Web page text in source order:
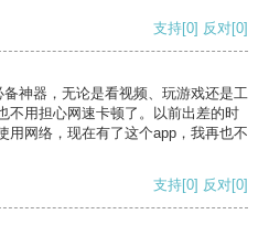
支持[0] 反对[0]
神器，无论是看视频、玩游戏还是工
不用担心网速卡顿了。以前出差的时
用网络，现在有了这个app，我再也不
支持[0] 反对[0]